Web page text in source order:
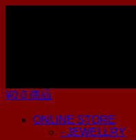
¥0 0 商品
ONLINE STORE
- JEWELLRY